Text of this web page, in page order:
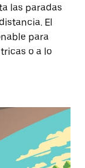
las paradas
El
para
o a lo